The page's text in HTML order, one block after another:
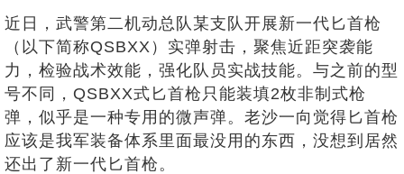
近日，武警第二机动总队某支队开展新一代匕首枪
（以下简称QSBXX）实弹射击，聚焦近距突袭能
力，检验战术效能，强化队员实战技能。与之前的型
号不同，QSBXX式匕首枪只能装填2枚非制式枪
弹，似乎是一种专用的微声弹。老沙一向觉得匕首枪
应该是我军装备体系里面最没用的东西，没想到居然
还出了新一代匕首枪。